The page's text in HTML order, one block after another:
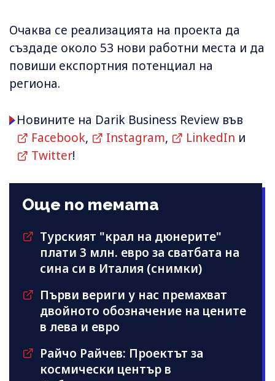
Очаква се реализацията на проекта да
създаде около 53 нови работни места и да
повиши експортния потенциал на
региона.
Новините на Darik Business Review във
Facebook, Instagram, LinkedIn и
Twitter!
Още по темата
Турският "крал на дюнерите"
плати 3 млн. евро за сватбата на
сина си в Италия (снимки)
Първи вериги у нас премахват
двойното обозначение на цените
в лева и евро
Райчо Райчев: Проектът за
космически център в